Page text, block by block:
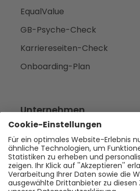
EqualValue
GB-Psyche-Check
Karriereseiten-Check
Onboarding-Plan
Unternehmen
Empfehlen
Über uns
Presse
Karriere